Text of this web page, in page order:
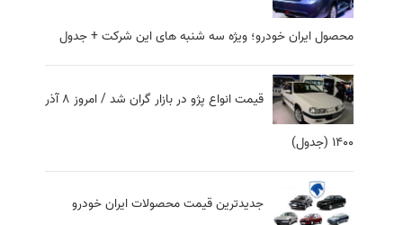
محصول ایران خودرو؛ ویژه سه شنبه های این شرکت + جدول
قیمت انواع پژو در بازار گران شد / امروز ۸ آذر
۱۴۰۰ (جدول)
جدیدترین قیمت محصولات ایران خودرو